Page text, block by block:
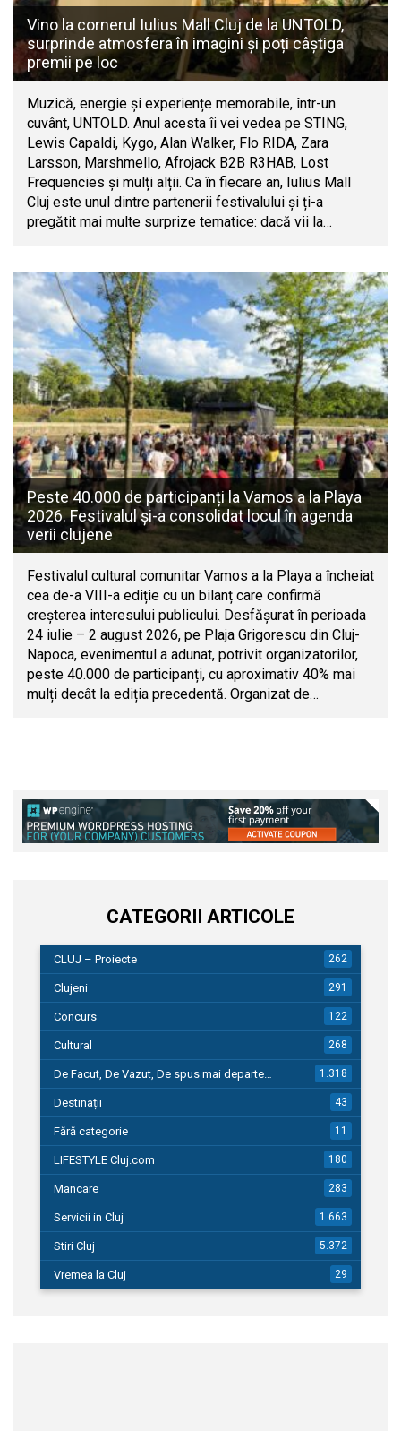
Vino la cornerul Iulius Mall Cluj de la UNTOLD,
surprinde atmosfera în imagini și poți câștiga
premii pe loc
Muzică, energie și experiențe memorabile, într-un
cuvânt, UNTOLD. Anul acesta îi vei vedea pe STING,
Lewis Capaldi, Kygo, Alan Walker, Flo RIDA, Zara
Larsson, Marshmello, Afrojack B2B R3HAB, Lost
Frequencies și mulți alții. Ca în fiecare an, Iulius Mall
Cluj este unul dintre partenerii festivalului și ți-a
pregătit mai multe surprize tematice: dacă vii la…
Peste 40.000 de participanți la Vamos a la Playa
2026. Festivalul și-a consolidat locul în agenda
verii clujene
Festivalul cultural comunitar Vamos a la Playa a încheiat
cea de-a VIII-a ediție cu un bilanț care confirmă
creșterea interesului publicului. Desfășurat în perioada
24 iulie – 2 august 2026, pe Plaja Grigorescu din Cluj-
Napoca, evenimentul a adunat, potrivit organizatorilor,
peste 40.000 de participanți, cu aproximativ 40% mai
mulți decât la ediția precedentă. Organizat de…
CATEGORII ARTICOLE
CLUJ – Proiecte 262
Clujeni 291
Concurs 122
Cultural 268
De Facut, De Vazut, De spus mai departe… 1.318
Destinații 43
Fără categorie 11
LIFESTYLE Cluj.com 180
Mancare 283
Servicii in Cluj 1.663
Stiri Cluj 5.372
Vremea la Cluj 29